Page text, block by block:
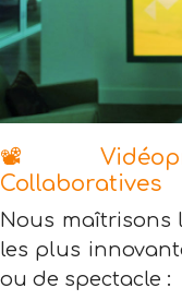
📽️
Collaboratives
Nous maîtrisons
les plus
ou de spectacle :